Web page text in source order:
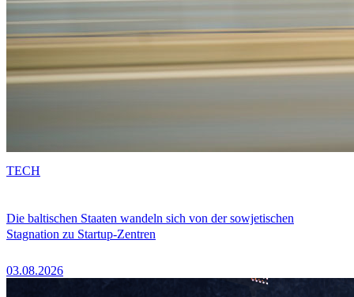
Die baltischen Staaten wandeln sich von der sowjetischen
Stagnation zu Startup-Zentren
03.08.2026
TECH